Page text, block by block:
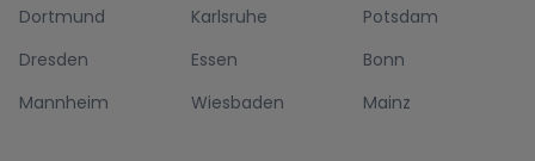
Dortmund
Karlsruhe
Potsdam
Dresden
Essen
Bonn
Mannheim
Wiesbaden Mainz